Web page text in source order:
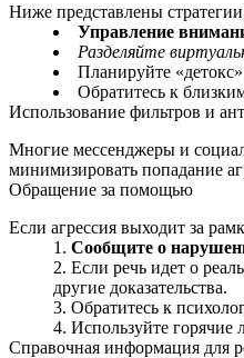
Ниже представлены
Управление
Разделяйте
Планируйте
Обратитесь к
Использование фильтров и
Многие мессенджеры и
минимизировать попадание
Обращение за помощью
Если агрессия выходит за
Сообщите о
Если речь идет о
другие доказательства.
Обратитесь к
Используйте
Справочная информация для